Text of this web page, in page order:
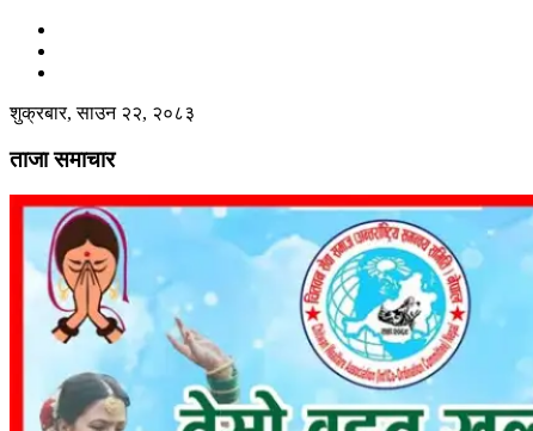
शुक्रबार, साउन २२, २०८३
ताजा समाचार